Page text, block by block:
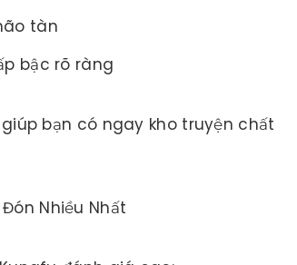
tàn
bậc rõ ràng
bạn có ngay kho truyện chất
Nhiều Nhất